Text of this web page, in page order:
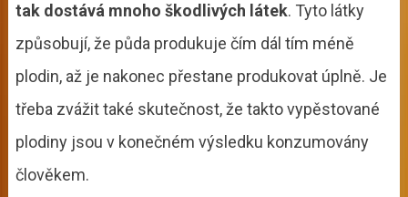
tak dostává mnoho škodlivých látek. Tyto látky
způsobují, že půda produkuje čím dál tím méně
plodin, až je nakonec přestane produkovat úplně. Je
třeba zvážit také skutečnost, že takto vypěstované
plodiny jsou v konečném výsledku konzumovány
člověkem.